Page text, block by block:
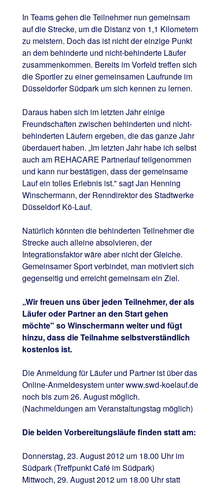
In Teams gehen die Teilnehmer nun gemeinsam
auf die Strecke, um die Distanz von 1,1 Kilometern
zu meistern. Doch das ist nicht der einzige Punkt
an dem behinderte und nicht-behinderte Läufer
zusammenkommen. Bereits im Vorfeld treffen sich
die Sportler zu einer gemeinsamen Laufrunde im
Düsseldorfer Südpark um sich kennen zu lernen.
Daraus haben sich im letzten Jahr einige
Freundschaften zwischen behinderten und nicht-
behinderten Läufern ergeben, die das ganze Jahr
überdauert haben. „Im letzten Jahr habe ich selbst
auch am REHACARE Partnerlauf teilgenommen
und kann nur bestätigen, dass der gemeinsame
Lauf ein tolles Erlebnis ist." sagt Jan Henning
Winschermann, der Renndirektor des Stadtwerke
Düsseldorf Kö-Lauf.
Natürlich könnten die behinderten Teilnehmer die
Strecke auch alleine absolvieren, der
Integrationsfaktor wäre aber nicht der Gleiche.
Gemeinsamer Sport verbindet, man motiviert sich
gegenseitig und erreicht gemeinsam ein Ziel.
„Wir freuen uns über jeden Teilnehmer, der als
Läufer oder Partner an den Start gehen
möchte" so Winschermann weiter und fügt
hinzu, dass die Teilnahme selbstverständlich
kostenlos ist.
Die Anmeldung für Läufer und Partner ist über das
Online-Anmeldesystem unter www.swd-koelauf.de
noch bis zum 26. August möglich.
(Nachmeldungen am Veranstaltungstag möglich)
Die beiden Vorbereitungsläufe finden statt am:
Donnerstag, 23. August 2012 um 18.00 Uhr im
Südpark (Treffpunkt Café im Südpark)
Mittwoch, 29. August 2012 um 18.00 Uhr statt